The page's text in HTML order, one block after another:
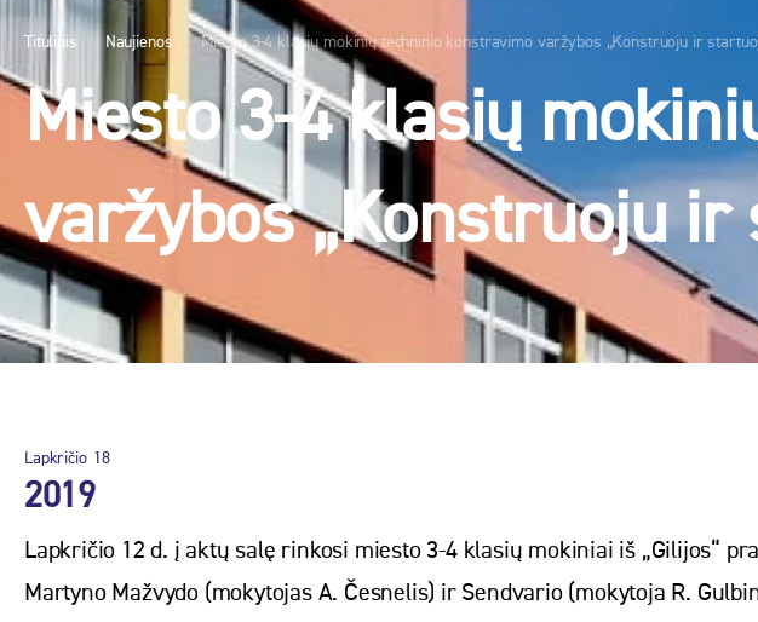
Titulinis Naujienos Miesto 3-4 klasių mokinių techninio konstravimo varžybos „Konstruoju ir
Miesto 3-4 klasių
varžybos „Konstruoju ir
Lapkričio 18
2019
Lapkričio 12 d. į aktų salę rinkosi miesto 3-4 klasių mokiniai iš „Gilijos“
Martyno Mažvydo (mokytojas A. Česnelis) ir Sendvario (mokytoja R.